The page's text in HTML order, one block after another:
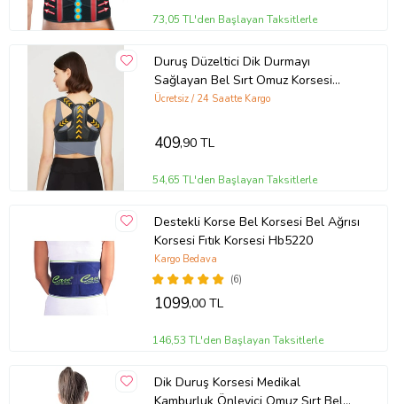
73,05 TL'den Başlayan Taksitlerle
Duruş Düzeltici Dik Durmayı
Sağlayan Bel Sırt Omuz Korsesi
Posture Correct Dik Duruş Korsesi
Ücretsiz / 24 Saatte Kargo
409,90 TL
54,65 TL'den Başlayan Taksitlerle
Destekli Korse Bel Korsesi Bel Ağrısı
Korsesi Fıtık Korsesi Hb5220
(6)
Kargo Bedava
1099,00 TL
146,53 TL'den Başlayan Taksitlerle
Dik Duruş Korsesi Medikal